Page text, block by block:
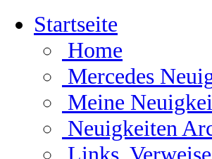
Startseite
Home
Mercedes
Meine
Neuigkeiten